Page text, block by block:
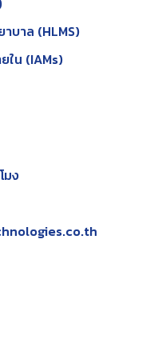
บาล (HLMS)
ใน (IAMs)
มง